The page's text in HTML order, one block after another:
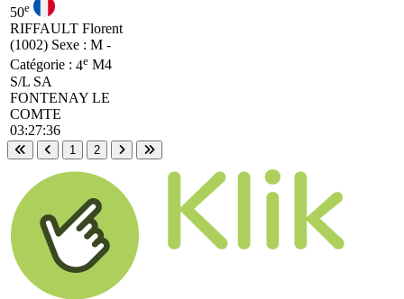
50e
RIFFAULT Florent
(1002) Sexe : M -
Catégorie : 4e M4
S/L SA
FONTENAY LE
COMTE
03:27:36
Première page
Page précédente
1
2
Page suivante
Dernière page